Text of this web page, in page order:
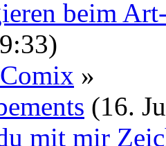
beim
»
(16.
mit mir